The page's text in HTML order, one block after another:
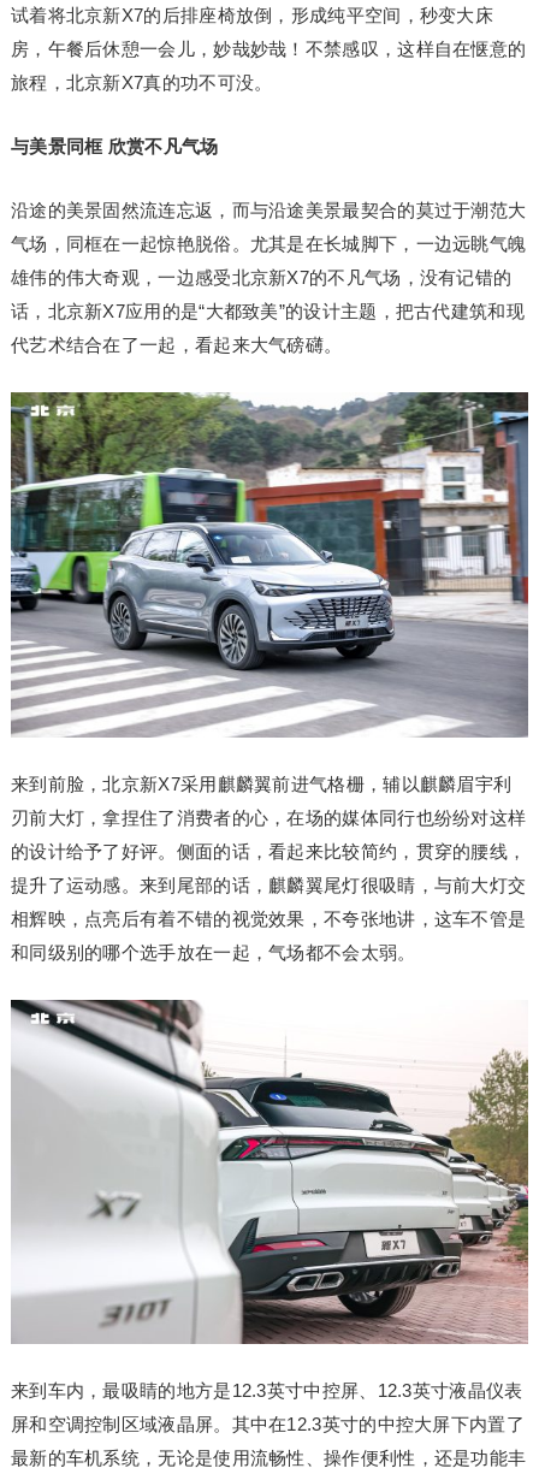
试着将北京新X7的后排座椅放倒，形成纯平空间，秒变大床
房，午餐后休憩一会儿，妙哉妙哉！不禁感叹，这样自在惬意的
旅程，北京新X7真的功不可没。
与美景同框 欣赏不凡气场
沿途的美景固然流连忘返，而与沿途美景最契合的莫过于潮范大
气场，同框在一起惊艳脱俗。尤其是在长城脚下，一边远眺气魄
雄伟的伟大奇观，一边感受北京新X7的不凡气场，没有记错的
话，北京新X7应用的是“大都致美”的设计主题，把古代建筑和现
代艺术结合在了一起，看起来大气磅礴。
来到前脸，北京新X7采用麒麟翼前进气格栅，辅以麒麟眉宇利
刃前大灯，拿捏住了消费者的心，在场的媒体同行也纷纷对这样
的设计给予了好评。侧面的话，看起来比较简约，贯穿的腰线，
提升了运动感。来到尾部的话，麒麟翼尾灯很吸睛，与前大灯交
相辉映，点亮后有着不错的视觉效果，不夸张地讲，这车不管是
和同级别的哪个选手放在一起，气场都不会太弱。
来到车内，最吸睛的地方是12.3英寸中控屏、12.3英寸液晶仪表
屏和空调控制区域液晶屏。其中在12.3英寸的中控大屏下内置了
最新的车机系统，无论是使用流畅性、操作便利性，还是功能丰